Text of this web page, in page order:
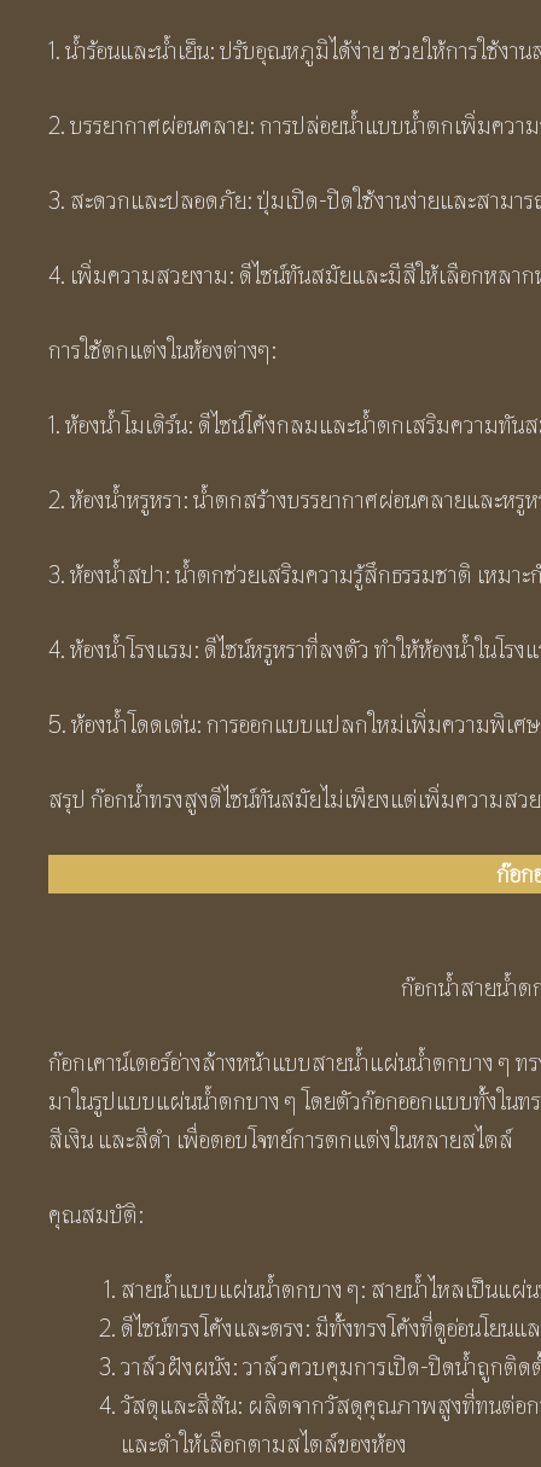
1. น้ำร้อนและน้ำเย็น: ปรับอุณหภูมิได้ง่าย ช่วยให้การใช้งา
2. บรรยากาศผ่อนคลาย: การปล่อยน้ำแบบน้ำตกเพิ่มควา
3. สะดวกและปลอดภัย: ปุ่มเปิด-ปิดใช้งานง่ายและสามา
4. เพิ่มความสวยงาม: ดีไซน์ทันสมัยและมีสีให้เลือกหลา
การใช้ตกแต่งในห้องต่างๆ:
1. ห้องน้ำโมเดิร์น: ดีไซน์โค้งกลมและน้ำตกเสริมความทัน
2. ห้องน้ำหรูหรา: น้ำตกสร้างบรรยากาศผ่อนคลายและหรู
3. ห้องน้ำสปา: น้ำตกช่วยเสริมความรู้สึกธรรมชาติ เหมา
4. ห้องน้ำโรงแรม: ดีไซน์หรูหราที่ลงตัว ทำให้ห้องน้ำในโร
5. ห้องน้ำโดดเด่น: การออกแบบแปลกใหม่เพิ่มความพิเ
สรุป ก๊อกน้ำทรงสูงดีไซน์ทันสมัยไม่เพียงแต่เพิ่มความสว
ก๊อก
ก๊อกน้ำสายน้ำต
ก๊อกเคาน์เตอร์อ่างล้างหน้าแบบสายน้ำแผ่นน้ำตกบาง ๆ
มาในรูปแบบแผ่นน้ำตกบาง ๆ โดยตัวก๊อกออกแบบทั้งในท
สีเงิน และสีดำ เพื่อตอบโจทย์การตกแต่งในหลายสไตล์
คุณสมบัติ:
สายน้ำแบบแผ่นน้ำตกบาง ๆ: สายน้ำไหลเป็นแผ่
ดีไซน์ทรงโค้งและตรง: มีทั้งทรงโค้งที่ดูอ่อนโยน
วาล์วฝังผนัง: วาล์วควบคุมการเปิด-ปิดน้ำถูกติด
วัสดุและสีสัน: ผลิตจากวัสดุคุณภาพสูงที่ทนต่อกา
และดำให้เลือกตามสไตล์ของห้อง